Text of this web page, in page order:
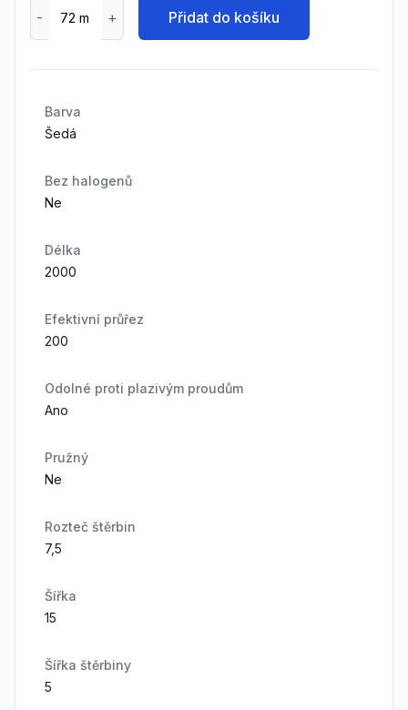
Přidat do košíku
Barva
Šedá
Bez halogenů
Ne
Délka
2000
Efektivní průřez
200
Odolné proti plazivým proudům
Ano
Pružný
Ne
Rozteč štěrbin
7,5
Šířka
15
Šířka štěrbiny
5